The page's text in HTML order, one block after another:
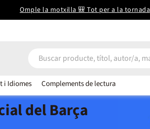
Omple la motxilla 🎒 Tot per a la tornada
i Idiomes Complements de lectura
del Barça